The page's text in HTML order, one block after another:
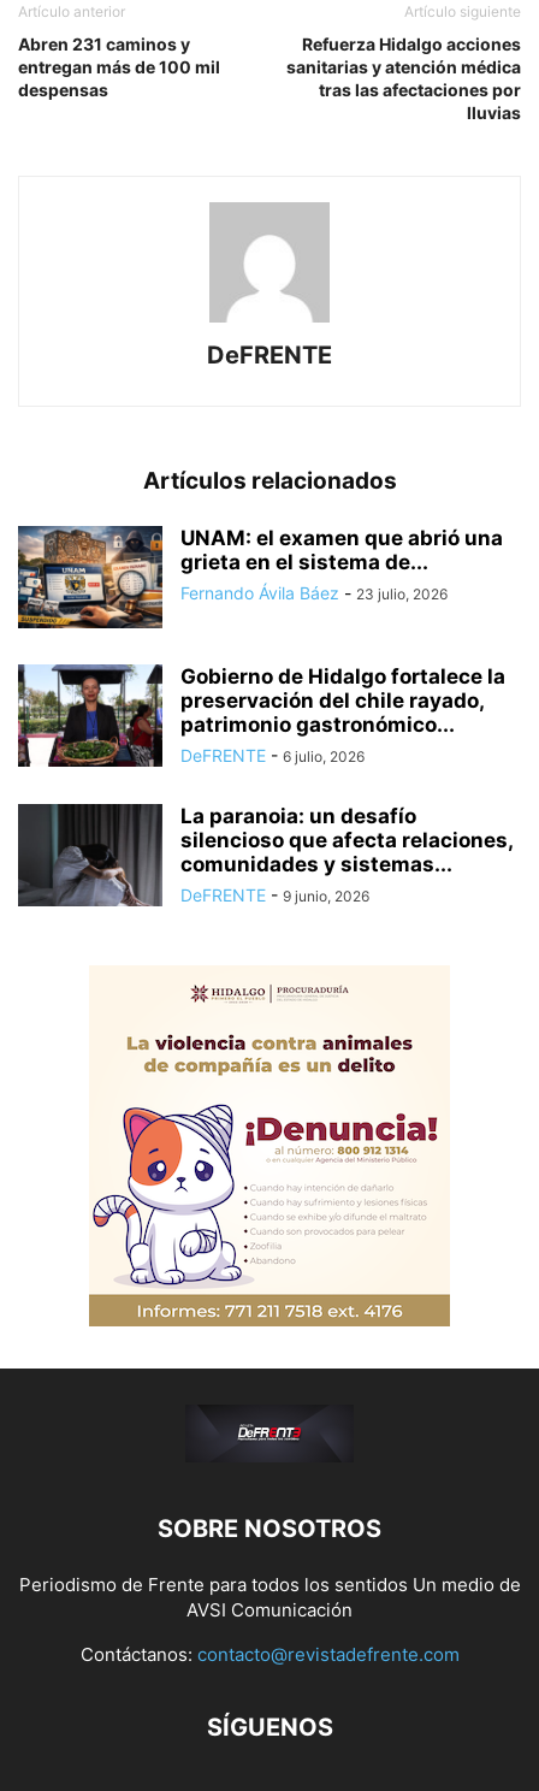
Artículo anterior
Abren 231 caminos y
entregan más de 100 mil
despensas
Artículo siguiente
Refuerza Hidalgo acciones
sanitarias y atención médica
tras las afectaciones por
lluvias
DeFRENTE
Artículos relacionados
UNAM: el examen que abrió una
grieta en el sistema de...
Fernando Ávila Báez - 23 julio, 2026
Gobierno de Hidalgo fortalece la
preservación del chile rayado,
patrimonio gastronómico...
DeFRENTE - 6 julio, 2026
La paranoia: un desafío
silencioso que afecta relaciones,
comunidades y sistemas...
DeFRENTE - 9 junio, 2026
SOBRE NOSOTROS
Periodismo de Frente para todos los sentidos Un medio de
AVSI Comunicación
Contáctanos: contacto@revistadefrente.com
SÍGUENOS